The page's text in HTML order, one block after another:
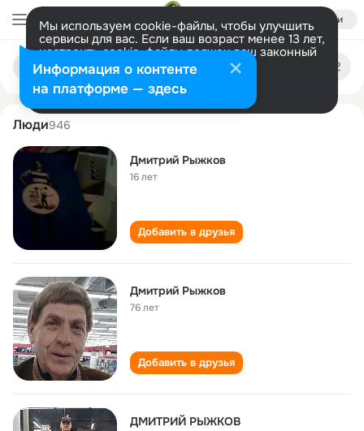
Войти
Мы используем cookie-файлы, чтобы улучшить
сервисы для вас. Если ваш возраст менее 13 лет,
настроить cookie-файлы должен ваш законный
представитель. Больше информации
Разрешить все Настроить
Поиск
людям
dmitriy ryzhkov
Люди946
Дмитрий Рыжков
16 лет
Добавить в друзья
Дмитрий Рыжков
76 лет
Добавить в друзья
ДМИТРИЙ РЫЖКОВ
Информация о контенте
на платформе — здесь